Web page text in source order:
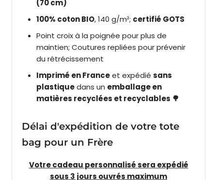
(70 cm)
100% coton BIO, 140 g/m²; certifié GOTS
Point croix à la poignée pour plus de
maintien; Coutures repliées pour prévenir
du rétrécissement
Imprimé en Franceet expédié sans
plastiquedans un emballage en
matières recyclées et recyclables 🌳
Délai d'expédition de votre tote
bag pour un Frère
Votre cadeau personnalisé sera expédié
sous 3 jours ouvrés maximum